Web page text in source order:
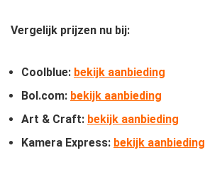
Vergelijk prijzen nu bij:
Coolblue: bekijk aanbieding
Bol.com: bekijk aanbieding
Art & Craft: bekijk aanbieding
Kamera Express: bekijk aanbieding